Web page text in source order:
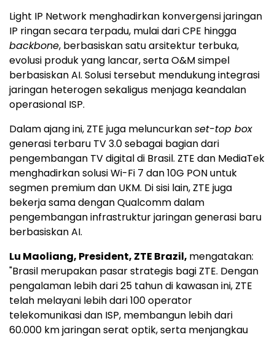
Light IP Network menghadirkan konvergensi jaringan
IP ringan secara terpadu, mulai dari CPE hingga
backbone, berbasiskan satu arsitektur terbuka,
evolusi produk yang lancar, serta O&M simpel
berbasiskan AI. Solusi tersebut mendukung integrasi
jaringan heterogen sekaligus menjaga keandalan
operasional ISP.
Dalam ajang ini, ZTE juga meluncurkanset-top box
generasi terbaru TV 3.0 sebagai bagian dari
pengembangan TV digital di Brasil. ZTE dan MediaTek
menghadirkan solusi Wi-Fi 7 dan 10G PON untuk
segmen premium dan UKM. Di sisi lain, ZTE juga
bekerja sama dengan Qualcomm dalam
pengembangan infrastruktur jaringan generasi baru
berbasiskan AI.
Lu Maoliang, President, ZTE Brazil, mengatakan:
"Brasil merupakan pasar strategis bagi ZTE. Dengan
pengalaman lebih dari 25 tahun di kawasan ini, ZTE
telah melayani lebih dari 100 operator
telekomunikasi dan ISP, membangun lebih dari
60.000 km jaringan serat optik, serta menjangkau